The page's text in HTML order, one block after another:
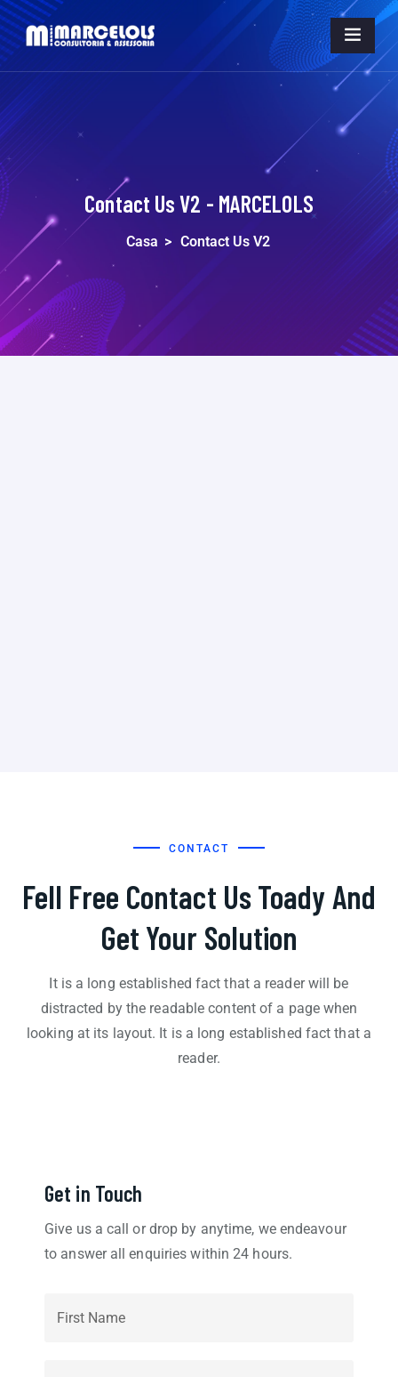
Contact Us V2 - MARCELOLS
Casa > Contact Us V2
CONTACT
Fell Free Contact Us Toady And
Get Your Solution
It is a long established fact that a reader will be
distracted by the readable content of a page when
looking at its layout. It is a long established fact that a
reader.
Get in Touch
Give us a call or drop by anytime, we endeavour
to answer all enquiries within 24 hours.